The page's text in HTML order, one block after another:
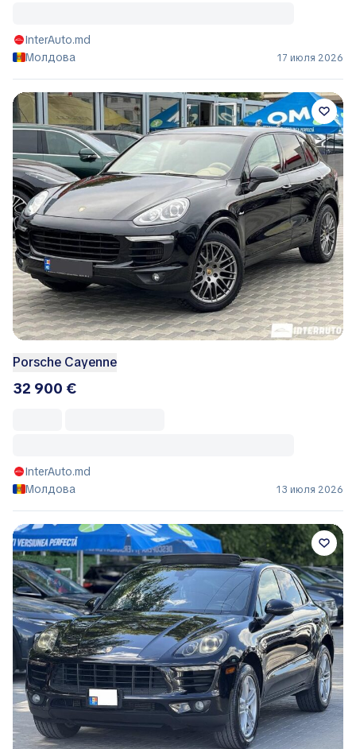
InterAuto.md
Молдова
17 июля 2026
Porsche Cayenne
32 900 €
InterAuto.md
Молдова
13 июля 2026